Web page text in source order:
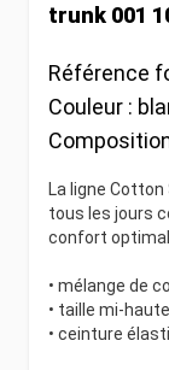
trunk 001
Référence
Couleur :
La ligne
tous les jours
confort optimal.
• mélange de
• taille mi-haute
• ceinture